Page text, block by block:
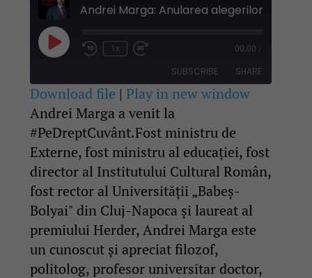
Play
Episode
Rewind
1x
Fast
seconds
00:00
SUBSCRIBE SHARE
SHARE
LINK
EMBED
Download file |Play in new window
Andrei Marga a venit la
#PeDreptCuvânt.Fost ministru de
Externe, fost ministru al educației, fost
director al Institutului Cultural Român,
fost rector al Universității „Babeș-
Bolyai" din Cluj-Napoca și laureat al
premiului Herder, Andrei Marga este
un cunoscut și apreciat filozof,
politolog, profesor universitar doctor,